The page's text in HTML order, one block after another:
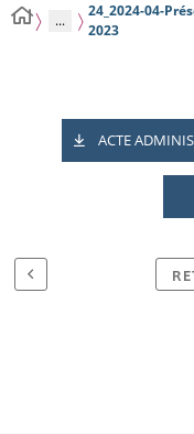
...
24_2024-04-
2023
ACTE